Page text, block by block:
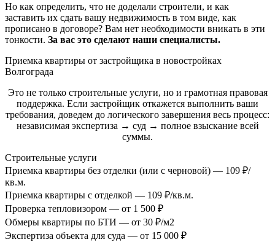
Но как определить, что не доделали строители, и как
заставить их сдать вашу недвижимость в том виде, как
прописано в договоре? Вам нет необходимости вникать в эти
тонкости. За вас это сделают наши специалисты.
Приемка квартиры от застройщика в новостройках
Волгограда
Это не только строительные услуги, но и грамотная правовая
поддержка. Если застройщик откажется выполнить ваши
требования, доведем до логического завершения весь процесс:
независимая экспертиза → суд → полное взыскание всей
суммы.
Строительные услуги
Приемка квартиры без отделки (или с черновой) — 109 ₽/
кв.м.
Приемка квартиры с отделкой — 109 ₽/кв.м.
Проверка тепловизором — от 1 500 ₽
Обмеры квартиры по БТИ — от 30 ₽/м2
Экспертиза объекта для суда — от 15 000 ₽